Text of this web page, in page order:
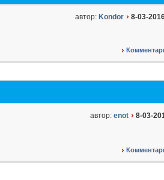
автор: Kondor 8-03-
автор: enot 8-03-